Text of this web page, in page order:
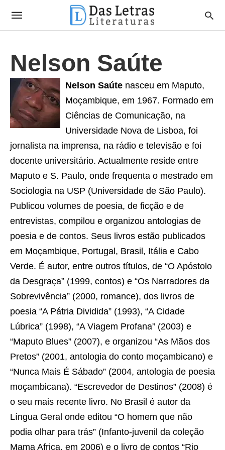
Nelson Saúte
Nelson Saúte nasceu em Maputo,
Moçambique, em 1967. Formado em
Ciências de Comunicação, na
Universidade Nova de Lisboa, foi
jornalista na imprensa, na rádio e televisão e foi
docente universitário. Actualmente reside entre
Maputo e S. Paulo, onde frequenta o mestrado em
Sociologia na USP (Universidade de São Paulo).
Publicou volumes de poesia, de ficção e de
entrevistas, compilou e organizou antologias de
poesia e de contos. Seus livros estão publicados
em Moçambique, Portugal, Brasil, Itália e Cabo
Verde. É autor, entre outros títulos, de “O Apóstolo
da Desgraça” (1999, contos) e “Os Narradores da
Sobrevivência” (2000, romance), dos livros de
poesia “A Pátria Dividida” (1993), “A Cidade
Lúbrica” (1998), “A Viagem Profana” (2003) e
“Maputo Blues” (2007), e organizou “As Mãos dos
Pretos” (2001, antologia do conto moçambicano) e
“Nunca Mais É Sábado” (2004, antologia de poesia
moçambicana). “Escrevedor de Destinos” (2008) é
o seu mais recente livro. No Brasil é autor da
Língua Geral onde editou “O homem que não
podia olhar para trás” (Infanto-juvenil da coleção
Mama Africa, em 2006) e o livro de contos “Rio